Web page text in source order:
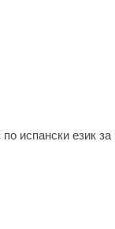
испански език